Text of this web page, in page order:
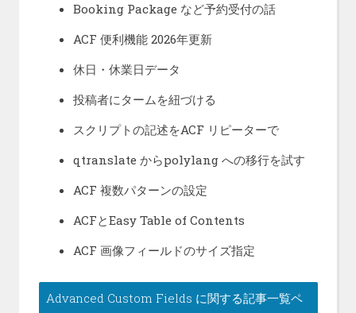
Booking Package など予約受付の話
ACF 便利機能 2026年更新
休日・休業日データ
投稿者にタームを紐づける
スクリプトの記述をACF リピーターで
qtranslate からpolylang への移行を試す
ACF 複数パターンの設定
ACFとEasy Table of Contents
ACF 画像フィールドのサイズ指定
Advanced Custom Fields に関する記事一覧ペ